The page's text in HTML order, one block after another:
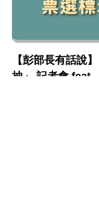
【彭部長有話說
抽」 記者會 feat